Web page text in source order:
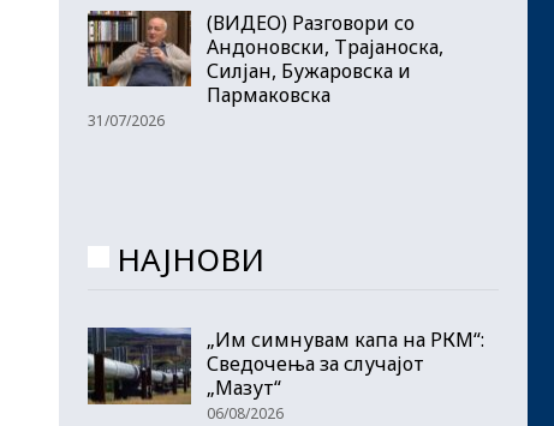
(ВИДЕО) Разговори со
Андоновски, Трајаноска,
Силјан, Бужаровска и
Пармаковска
31/07/2026
НАЈНОВИ
„Им симнувам капа на РКМ“:
Сведочења за случајот
„Мазут“
06/08/2026